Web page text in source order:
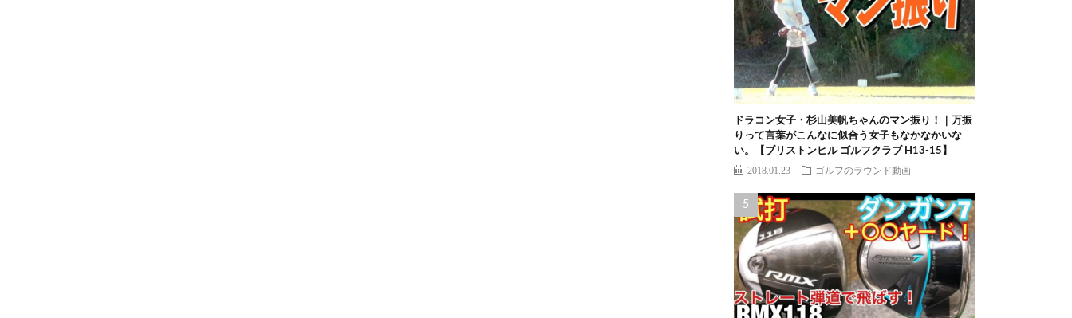
ドラコン女子・杉山美帆ちゃんのマン振り！｜万振
りって言葉がこんなに似合う女子もなかなかいな
い。【ブリストンヒル ゴルフクラブ H13-15】
2018.01.23 ゴルフのラウンド動画